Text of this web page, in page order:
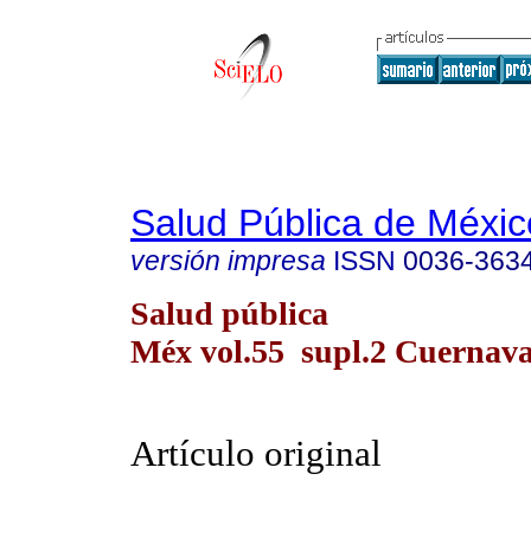
Salud Pública de
versión impresa ISSN 0036-
Salud pública
Méx vol.55 supl.2
Artículo original